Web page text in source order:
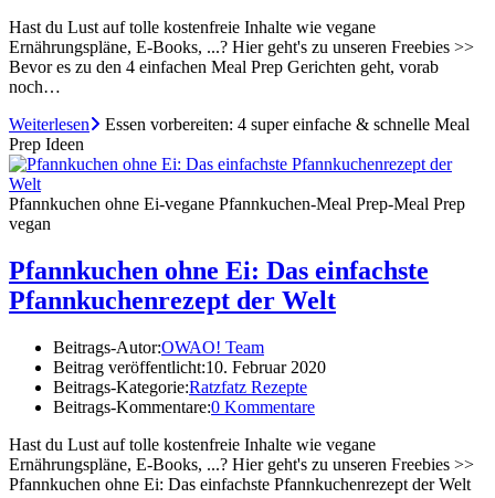
Hast du Lust auf tolle kostenfreie Inhalte wie vegane
Ernährungspläne, E-Books, ...? Hier geht's zu unseren Freebies >>
Bevor es zu den 4 einfachen Meal Prep Gerichten geht, vorab
noch…
Weiterlesen
Essen vorbereiten: 4 super einfache & schnelle Meal
Prep Ideen
Pfannkuchen ohne Ei-vegane Pfannkuchen-Meal Prep-Meal Prep
vegan
Pfannkuchen ohne Ei: Das einfachste
Pfannkuchenrezept der Welt
Beitrags-Autor:OWAO! Team
Beitrag veröffentlicht:10. Februar 2020
Beitrags-Kategorie:Ratzfatz Rezepte
Beitrags-Kommentare:0 Kommentare
Hast du Lust auf tolle kostenfreie Inhalte wie vegane
Ernährungspläne, E-Books, ...? Hier geht's zu unseren Freebies >>
Pfannkuchen ohne Ei: Das einfachste Pfannkuchenrezept der Welt